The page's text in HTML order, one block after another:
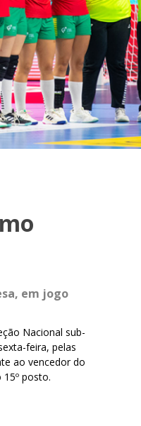
em jogo
Nacional sub-
feira, pelas
ao vencedor do
posto.